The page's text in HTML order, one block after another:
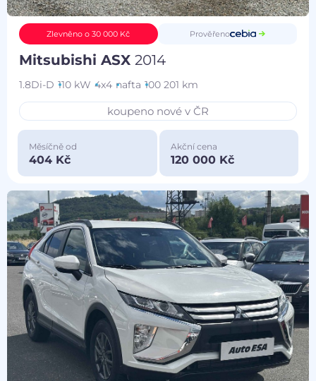
Zlevněno o 30 000 Kč Prověřeno
Mitsubishi ASX2014
1.8Di-D 110 kW 4x4 nafta 100 201 km
koupeno nové v ČR
Měsíčně od
404 Kč
Akční cena
120 000 Kč